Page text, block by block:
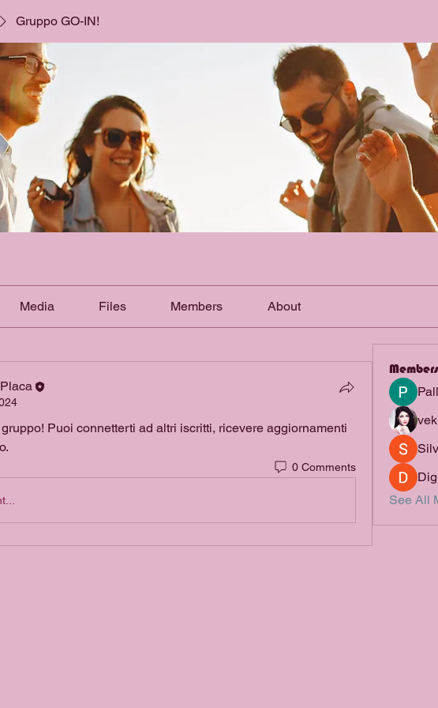
Gruppo GO-IN!
Media Files Members About
Puoi connetterti ad altri iscritti, ricevere aggiornamenti
0 Comments
Members
See All